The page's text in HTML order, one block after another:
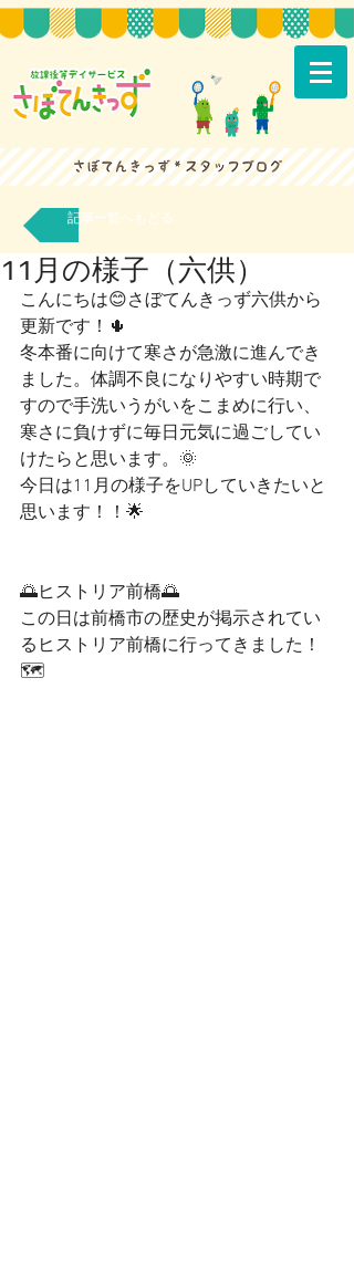
記事一覧へもどる
11月の様子（六供）
こんにちは😊さぼてんきっず六供から
更新です！🌵
冬本番に向けて寒さが急激に進んでき
ました。体調不良になりやすい時期で
すので手洗いうがいをこまめに行い、
寒さに負けずに毎日元気に過ごしてい
けたらと思います。🌞
今日は11月の様子をUPしていきたいと
思います！！🌟
🌅ヒストリア前橋🌅
この日は前橋市の歴史が掲示されてい
るヒストリア前橋に行ってきました！
🗺